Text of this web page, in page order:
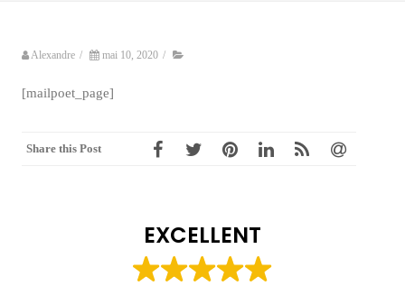
Alexandre / mai 10, 2020 /
[mailpoet_page]
Share this Post
EXCELLENT